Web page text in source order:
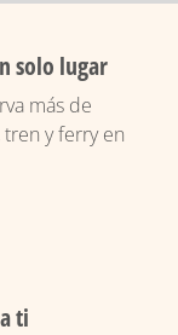
solo lugar
más de
y ferry en
ti